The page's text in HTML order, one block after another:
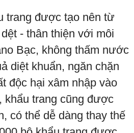
trang được tạo nên từ
- thân thiện với môi
Bạc, không thấm nước
diệt khuẩn, ngăn chặn
độc hại xâm nhập vào
khẩu trang cũng được
có thể dễ dàng thay thế